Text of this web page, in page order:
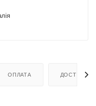
ОПЛАТА ДОСТАВКА